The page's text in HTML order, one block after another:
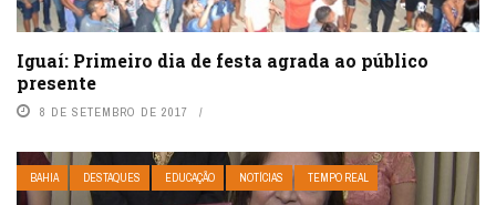
Iguaí: Primeiro dia de festa agrada ao público
presente
8 DE SETEMBRO DE 2017
BAHIA DESTAQUES EDUCAÇÃO NOTÍCIAS TEMPO REAL